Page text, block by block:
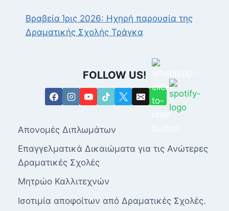
Βραβεία Ίρις 2026: Ηχηρή παρουσία της
Δραματικής Σχολής Τράγκα
FOLLOW US!
Απονομές Διπλωμάτων
Επαγγελματικά Δικαιώματα για τις Ανώτερες
Δραματικές Σχολές
Μητρώο Καλλιτεχνών
Ισοτιμία αποφοίτων από Δραματικές Σχολές.